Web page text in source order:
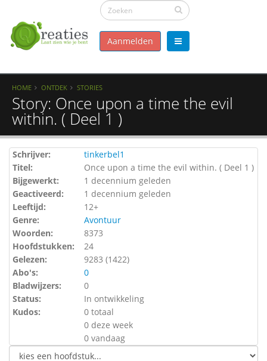
Aanmelden
HOME ONTDEK STORIES
Story: Once upon a time the evil
within. ( Deel 1 )
Schrijver:
tinkerbel1
Titel:
Once upon a time the evil within. ( Deel 1 )
Bijgewerkt:
1 decennium geleden
Geactiveerd:
1 decennium geleden
Leeftijd:
12+
Genre:
Avontuur
Woorden:
8373
Hoofdstukken:
24
Gelezen:
9283 (1422)
Abo's:
0
Bladwijzers:
0
Status:
In ontwikkeling
Kudos:
0 totaal
0 deze week
0 vandaag